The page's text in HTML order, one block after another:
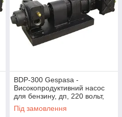
BDP-300 Gespasa -
Високопродуктивний насос
для бензину, дп, 220 вольт,
300 л/хв
Під замовлення